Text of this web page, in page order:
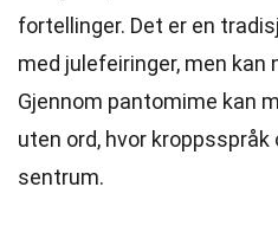
fortellinger. Det er en
med julefeiringer, men kan
Gjennom pantomime kan
uten ord, hvor
sentrum.